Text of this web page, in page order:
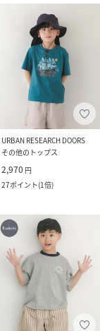
URBAN RESEARCH DOORS
その他のトップス
2,970 円
27ポイント(1倍)